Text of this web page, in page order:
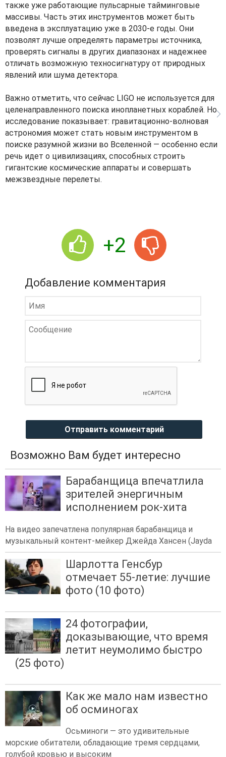
также уже работающие пульсарные тайминговые
массивы. Часть этих инструментов может быть
введена в эксплуатацию уже в 2030-е годы. Они
позволят лучше определять параметры источника,
проверять сигналы в других диапазонах и надежнее
отличать возможную техносигнатуру от природных
явлений или шума детектора.
Важно отметить, что сейчас LIGO не используется для
целенаправленного поиска инопланетных кораблей. Но
исследование показывает: гравитационно-волновая
астрономия может стать новым инструментом в
поиске разумной жизни во Вселенной — особенно если
речь идет о цивилизациях, способных строить
гигантские космические аппараты и совершать
межзвездные перелеты.
+2
Добавление комментария
Отправить комментарий
Возможно Вам будет интересно
Барабанщица впечатлила
зрителей энергичным
исполнением рок-хита
На видео запечатлена популярная барабанщица и
музыкальный контент-мейкер Джейда Хансен (Jayda
Шарлотта Генсбур
отмечает 55-летие: лучшие
фото (10 фото)
24 фотографии,
доказывающие, что время
летит неумолимо быстро
(25 фото)
Как же мало нам известно
об осминогах
Осьминоги — это удивительные
морские обитатели, обладающие тремя сердцами,
голубой кровью и высоким